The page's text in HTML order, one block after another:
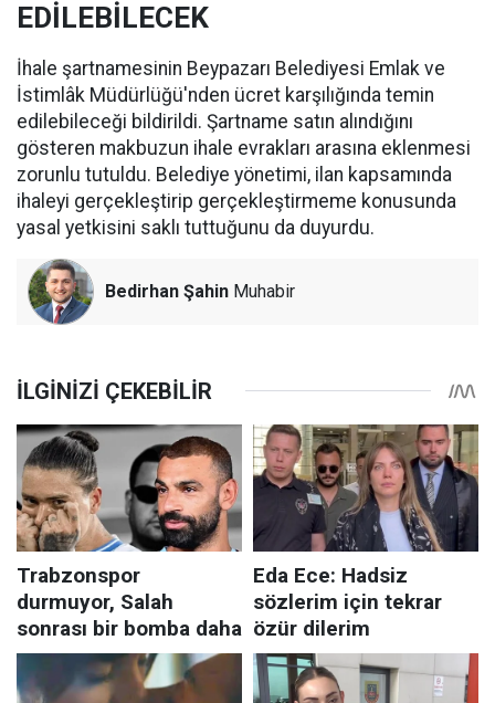
EDİLEBİLECEK
İhale şartnamesinin Beypazarı Belediyesi Emlak ve
İstimlâk Müdürlüğü'nden ücret karşılığında temin
edilebileceği bildirildi. Şartname satın alındığını
gösteren makbuzun ihale evrakları arasına eklenmesi
zorunlu tutuldu. Belediye yönetimi, ilan kapsamında
ihaleyi gerçekleştirip gerçekleştirmeme konusunda
yasal yetkisini saklı tuttuğunu da duyurdu.
Bedirhan Şahin Muhabir